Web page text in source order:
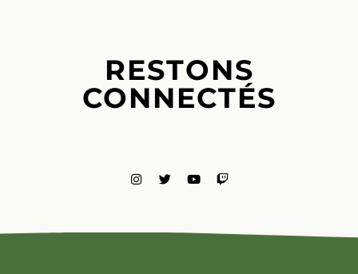
RESTONS
CONNECTÉS